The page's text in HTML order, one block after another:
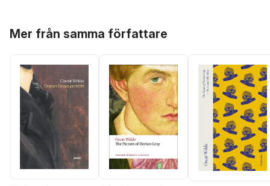
Mer från samma författare